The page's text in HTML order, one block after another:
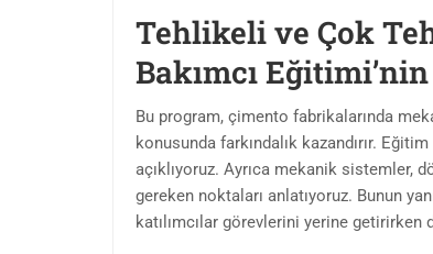
Tehlikeli ve Çok
Bakımcı
Bu program, çimento fabrikalarında
konusunda farkındalık kazandırır.
açıklıyoruz. Ayrıca mekanik sistemler,
gereken noktaları anlatıyoruz. Bunun
katılımcılar görevlerini yerine